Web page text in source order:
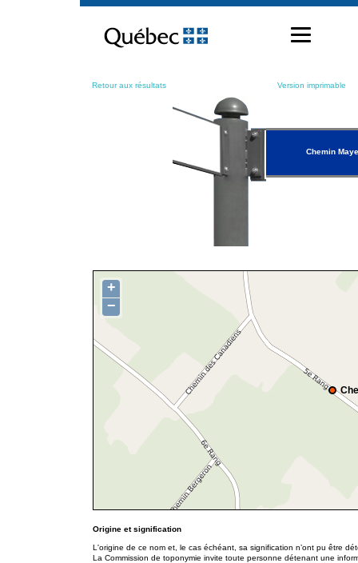
contenu
Retour aux résultats Version imprimable
Chemin
+
−
Origine et signification
L'origine de ce nom et, le cas échéant, sa signification n’ont pu être
La Commission de toponymie invite toute personne détenant une